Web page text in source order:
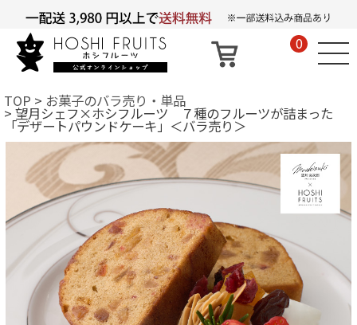
0
TOP お菓子のバラ売り・単品
望月シェフ×ホシフルーツ ７種のフルーツが詰まった
「デザートパウンドケーキ」＜バラ売り＞